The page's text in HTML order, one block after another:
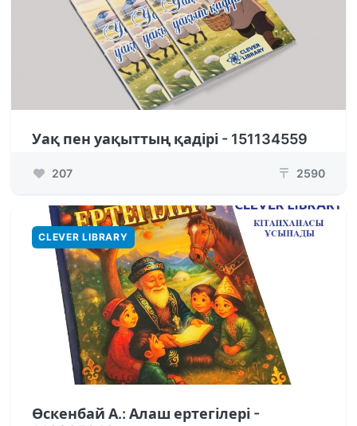
Уақ пен уақыттың қадірі - 151134559
207 ₸ 2590
CLEVER LIBRARY
Өскенбай А.: Алаш ертегілері -